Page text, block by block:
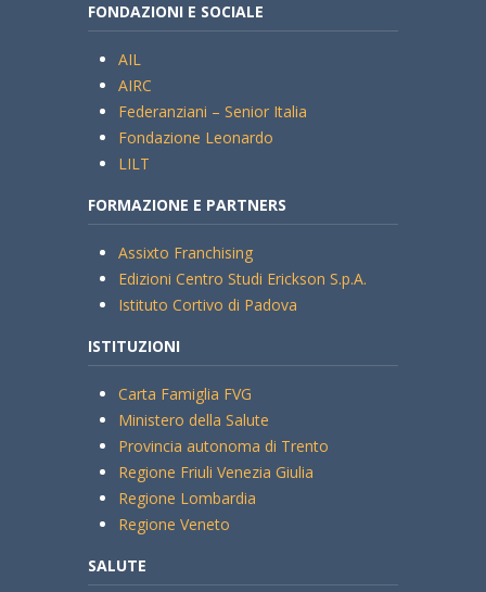
FONDAZIONI E SOCIALE
AIL
AIRC
Federanziani – Senior Italia
Fondazione Leonardo
LILT
FORMAZIONE E PARTNERS
Assixto Franchising
Edizioni Centro Studi Erickson S.p.A.
Istituto Cortivo di Padova
ISTITUZIONI
Carta Famiglia FVG
Ministero della Salute
Provincia autonoma di Trento
Regione Friuli Venezia Giulia
Regione Lombardia
Regione Veneto
SALUTE